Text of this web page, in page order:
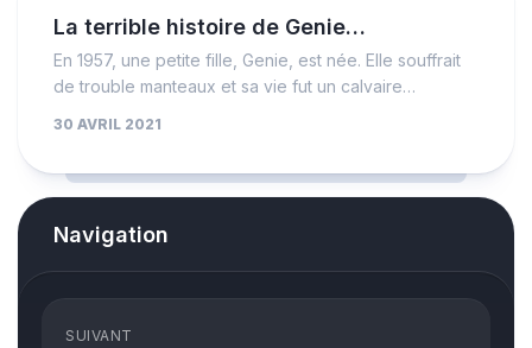
La terrible histoire de Genie…
En 1957, une petite fille, Genie, est née. Elle souffrait
de trouble manteaux et sa vie fut un calvaire…
30 AVRIL 2021
Navigation
SUIVANT